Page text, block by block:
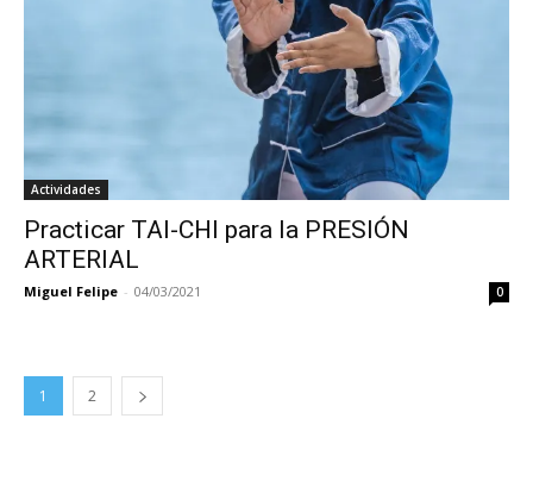
Actividades
Practicar TAI-CHI para la PRESIÓN
ARTERIAL
Miguel Felipe - 04/03/2021 0
1 2